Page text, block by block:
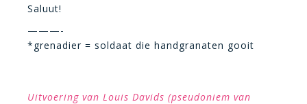
Saluut!
———-
*grenadier = soldaat die handgranaten gooit
Uitvoering van Louis Davids (pseudoniem van